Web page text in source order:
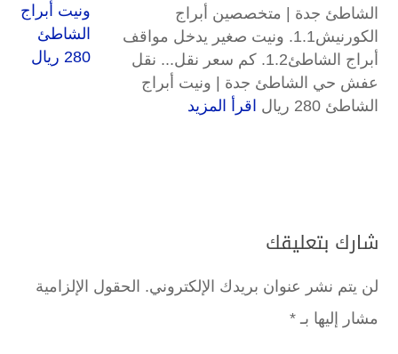
الشاطئ جدة | متخصصين أبراج
الكورنيش1.1. ونيت صغير يدخل مواقف
أبراج الشاطئ1.2. كم سعر نقل... نقل
عفش حي الشاطئ جدة | ونيت أبراج
الشاطئ 280 ريال
اقرأ المزيد
شارك بتعليقك
لن يتم نشر عنوان بريدك الإلكتروني. الحقول الإلزامية
مشار إليها بـ *